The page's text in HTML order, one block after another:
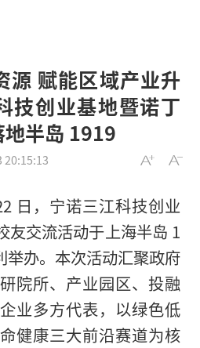
源 赋能区域产业升
技创业基地暨诺丁
半岛 1919
20:15:13
日，宁诺三江科技创业
友交流活动于上海半岛 1
举办。本次活动汇聚政府
院所、产业园区、投融
业多方代表，以绿色低
健康三大前沿赛道为核